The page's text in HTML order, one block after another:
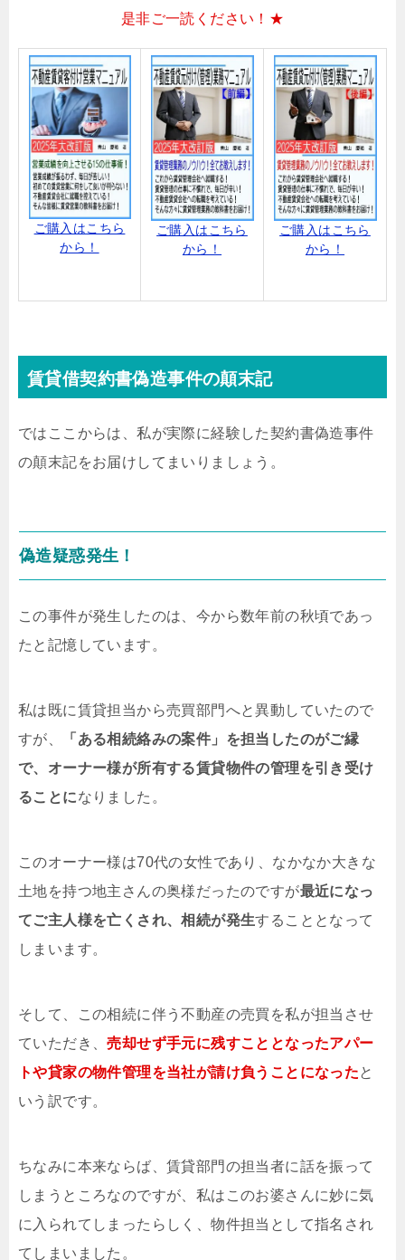
是非ご一読ください！★
ご購入はこちら
から！
ご購入はこちら
から！
ご購入はこちら
から！
賃貸借契約書偽造事件の顛末記
ではここからは、私が実際に経験した契約書偽造事件
の顛末記をお届けしてまいりましょう。
偽造疑惑発生！
この事件が発生したのは、今から数年前の秋頃であっ
たと記憶しています。
私は既に賃貸担当から売買部門へと異動していたので
すが、
「ある相続絡みの案件」を担当したのがご縁
で、オーナー様が所有する賃貸物件の管理を引き受け
ることになりました。
このオーナー様は70代の女性であり、なかなか大きな
土地を持つ地主さんの奥様だったのですが最近になっ
てご主人様を亡くされ、相続が発生することとなって
しまいます。
そして、この相続に伴う不動産の売買を私が担当させ
ていただき、売却せず手元に残すこととなったアパー
トや貸家の物件管理を当社が請け負うことになったと
いう訳です。
ちなみに本来ならば、賃貸部門の担当者に話を振って
しまうところなのですが、私はこのお婆さんに妙に気
に入られてしまったらしく、物件担当として指名され
てしまいました。